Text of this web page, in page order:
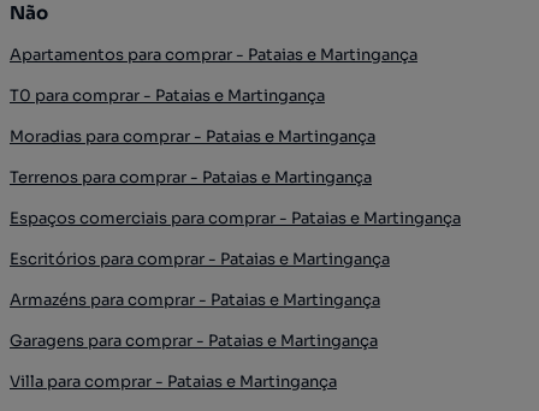
Não
Apartamentos para comprar - Pataias e Martingança
T0 para comprar - Pataias e Martingança
Moradias para comprar - Pataias e Martingança
Terrenos para comprar - Pataias e Martingança
Espaços comerciais para comprar - Pataias e Martingança
Escritórios para comprar - Pataias e Martingança
Armazéns para comprar - Pataias e Martingança
Garagens para comprar - Pataias e Martingança
Villa para comprar - Pataias e Martingança